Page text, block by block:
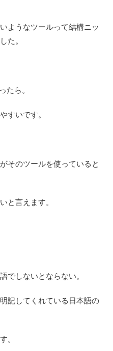
ようなツールって結構ニッ
た。
たら。
すいです。
そのツールを使っていると
と言えます。
でしないとならない。
記してくれている日本語の
。